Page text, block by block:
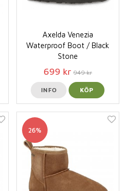
Axelda Venezia
Waterproof Boot / Black
Stone
699 kr 949 kr
INFO KÖP
26%